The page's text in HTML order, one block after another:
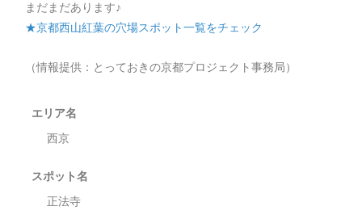
まだまだあります♪
★京都西山紅葉の穴場スポット一覧をチェック
（情報提供：とっておきの京都プロジェクト事務局）
エリア名
西京
スポット名
正法寺